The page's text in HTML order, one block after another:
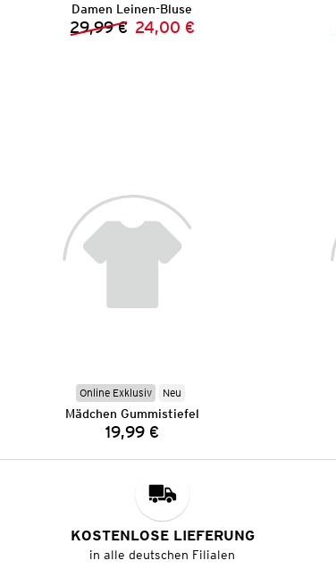
Damen Leinen-Bluse
Vorheriger Preis:
29,99 € Neuer Preis:
24,00 €
Online Exklusiv Neu
Mädchen Gummistiefel
Preis:
19,99 €
KOSTENLOSE LIEFERUNG
in alle deutschen Filialen